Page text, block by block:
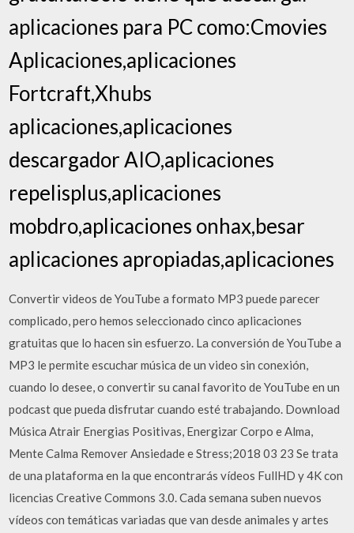
aplicaciones para PC como:Cmovies
Aplicaciones,aplicaciones
Fortcraft,Xhubs
aplicaciones,aplicaciones
descargador AIO,aplicaciones
repelisplus,aplicaciones
mobdro,aplicaciones onhax,besar
aplicaciones apropiadas,aplicaciones
Convertir videos de YouTube a formato MP3 puede parecer
complicado, pero hemos seleccionado cinco aplicaciones
gratuitas que lo hacen sin esfuerzo. La conversión de YouTube a
MP3 le permite escuchar música de un video sin conexión,
cuando lo desee, o convertir su canal favorito de YouTube en un
podcast que pueda disfrutar cuando esté trabajando. Download
Música Atrair Energias Positivas, Energizar Corpo e Alma,
Mente Calma Remover Ansiedade e Stress;2018 03 23 Se trata
de una plataforma en la que encontrarás vídeos FullHD y 4K con
licencias Creative Commons 3.0. Cada semana suben nuevos
vídeos con temáticas variadas que van desde animales y artes